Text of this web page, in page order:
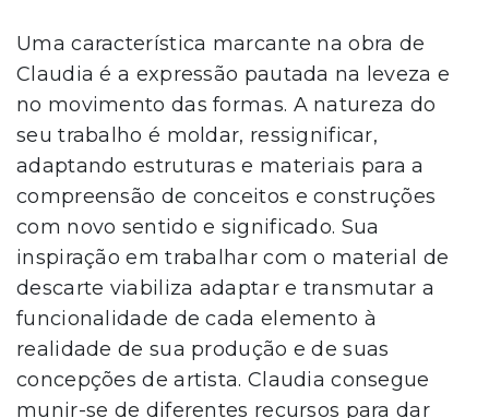
Uma característica marcante na obra de
Claudia é a expressão pautada na leveza e
no movimento das formas. A natureza do
seu trabalho é moldar, ressignificar,
adaptando estruturas e materiais para a
compreensão de conceitos e construções
com novo sentido e significado. Sua
inspiração em trabalhar com o material de
descarte viabiliza adaptar e transmutar a
funcionalidade de cada elemento à
realidade de sua produção e de suas
concepções de artista. Claudia consegue
munir-se de diferentes recursos para dar